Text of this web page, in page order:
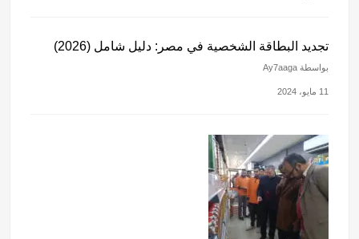
تجديد البطاقة الشخصية في مصر: دليل شامل (2026)
بواسطة Ay7aaga
11 مايو، 2024